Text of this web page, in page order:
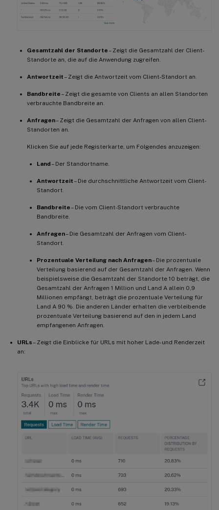
Gesamtzahl der Standorte– Zeigt die Gesamtzahl der Client-
Standorte an, die auf die Anwendung zugreifen.
Antwortzeit– Zeigt die Antwortzeit vom Client-Standort an.
Bandbreite– Zeigt die gesamte von Clients an allen Standorten
verbrauchte Bandbreite an.
Anfragen– Zeigt die Gesamtzahl der Anfragen von allen Client-
Standorten an.
Klicken Sie auf jede Registerkarte, um Folgendes anzuzeigen:
Land– Der Standortname.
Antwortzeit– Die durchschnittliche Antwortzeit vom Client-
Standort.
Bandbreite– Die vom Client-Standort verbrauchte
Bandbreite.
Anfragen– Die Gesamtzahl der Anfragen vom Client-
Standort.
Prozentuale Verteilung nach Anfragen– Die prozentuale
Verteilung basierend auf der Gesamtzahl der Anfragen. Wenn
beispielsweise die Gesamtzahl der Standorte 10 beträgt, die
Gesamtzahl der Anfragen 1 Million und Land A allein 0,9
Millionen empfängt, beträgt die prozentuale Verteilung für
Land A 90 %. Die anderen Länder erhalten die verbleibende
prozentuale Verteilung basierend auf den in jedem Land
empfangenen Anfragen.
URLs– Zeigt die Einblicke für URLs mit hoher Lade- und Renderzeit
an: